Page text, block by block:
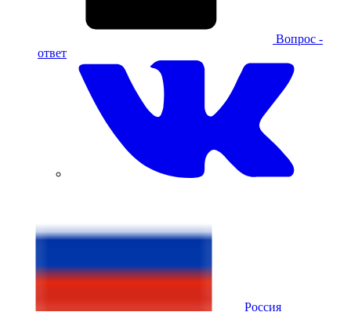
Вопрос -
ответ
Россия